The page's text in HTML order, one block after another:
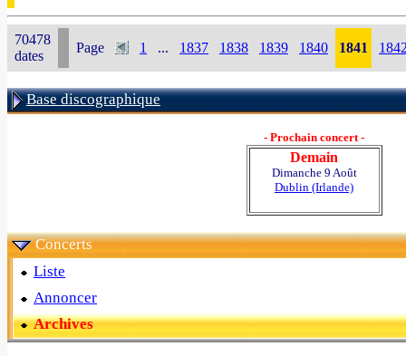
70478
dates
Page 1 ... 1837 1838 1839 1840 1841
Base discographique
- Prochain concert -
Demain
Dimanche 9 Août
Dublin (Irlande)
Concerts
Liste
Annoncer
Archives